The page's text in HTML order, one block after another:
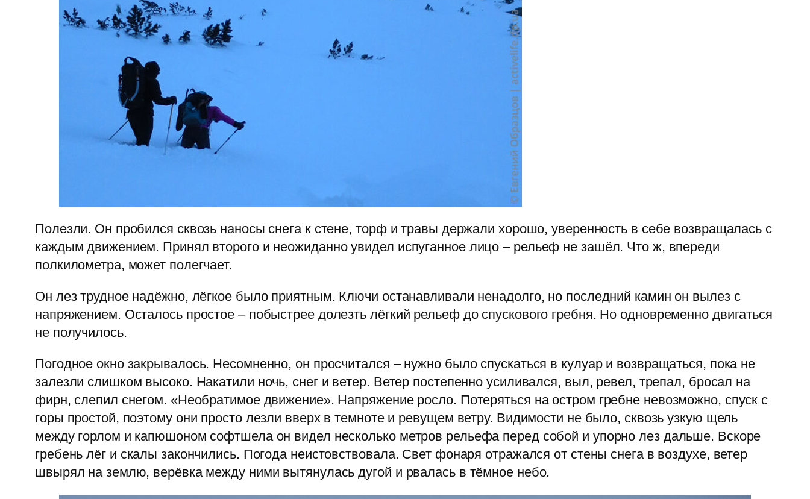
Полезли. Он пробился сквозь наносы снега к стене, торф и травы держали хорошо, уверенность в себе возвращалась с
каждым движением. Принял второго и неожиданно увидел испуганное лицо – рельеф не зашёл. Что ж, впереди
полкилометра, может полегчает.
Он лез трудное надёжно, лёгкое было приятным. Ключи останавливали ненадолго, но последний камин он вылез с
напряжением. Осталось простое – побыстрее долезть лёгкий рельеф до спускового гребня. Но одновременно двигаться
не получилось.
Погодное окно закрывалось. Несомненно, он просчитался – нужно было спускаться в кулуар и возвращаться, пока не
залезли слишком высоко. Накатили ночь, снег и ветер. Ветер постепенно усиливался, выл, ревел, трепал, бросал на
фирн, слепил снегом. «Необратимое движение». Напряжение росло. Потеряться на остром гребне невозможно, спуск с
горы простой, поэтому они просто лезли вверх в темноте и ревущем ветру. Видимости не было, сквозь узкую щель
между горлом и капюшоном софтшела он видел несколько метров рельефа перед собой и упорно лез дальше. Вскоре
гребень лёг и скалы закончились. Погода неистовствовала. Свет фонаря отражался от стены снега в воздухе, ветер
швырял на землю, верёвка между ними вытянулась дугой и рвалась в тёмное небо.